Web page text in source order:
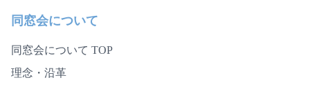
同窓会について
同窓会について TOP
理念・沿革